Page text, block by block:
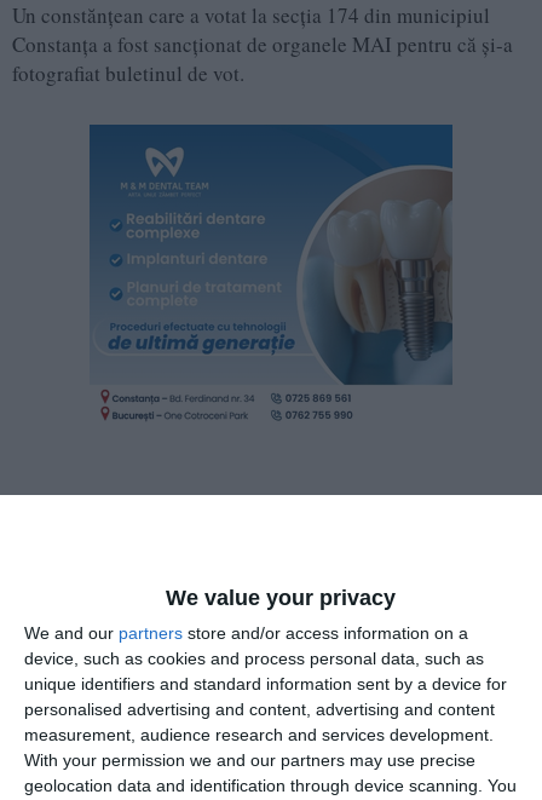
We value your privacy
We and our partners store and/or access information on a
device, such as cookies and process personal data, such as
unique identifiers and standard information sent by a device for
personalised advertising and content, advertising and content
measurement, audience research and services development.
With your permission we and our partners may use precise
geolocation data and identification through device scanning. You
Un constănțean care a votat la secția 174 din municipiul
Constanța a fost sancționat de organele MAI pentru că și-a
fotografiat buletinul de vot.
BEJ a menționat că „președintele secției nu a plecat cu
ștampila, cu doar se afla într-o altă încăpere din cadrul
secției”.